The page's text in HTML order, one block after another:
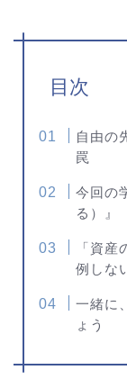
目次
自由の
罠
今回の
る）』
「資
例しな
一緒に
ょう